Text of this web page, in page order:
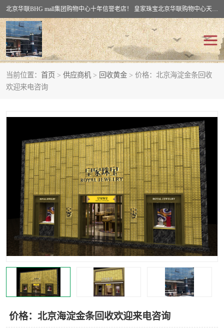
北京华联BHG mall集团购物中心十年信誉老店！ 皇家珠宝北京华联购物中心天时名苑店竭诚欢迎您。 北京市通州区（八通线）通州北苑地铁华联购物中心一层皇家珠宝 北京皇家珠宝通州黄金回收黄金首饰加工店（八通线: 通州北苑地铁华联店）：通州区通州北苑地铁华联购物中心一层皇家珠宝。
当前位置： 首页 > 供应商机 > 回收黄金 > 价格：北京海淀金条回收
欢迎来电咨询
价格：北京海淀金条回收欢迎来电咨询
回收黄金
回收翡翠玉石